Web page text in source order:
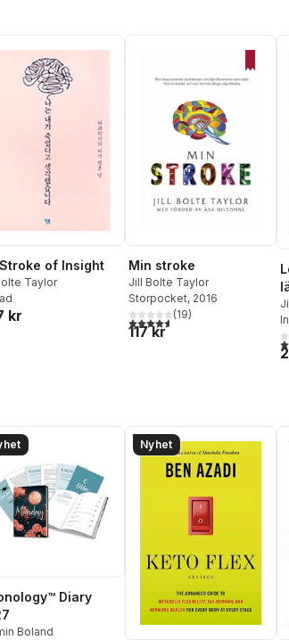
of Insight
Taylor
kr
Min stroke
Jill Bolte Taylor
Storpocket, 2016
4,6utav 5 stjärnor. Totalt antal
(19)
117 kr
Diary
Boland
Nyhet